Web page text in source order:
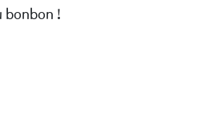
bonbon !